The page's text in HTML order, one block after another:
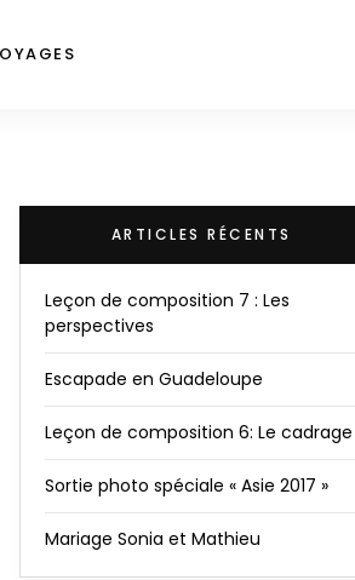
ARTICLES RÉCENTS
Leçon de composition 7 : Les
perspectives
Escapade en Guadeloupe
Leçon de composition 6: Le cadrage
Sortie photo spéciale « Asie 2017 »
Mariage Sonia et Mathieu